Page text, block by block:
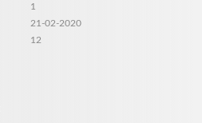
1
21-02-2020
12